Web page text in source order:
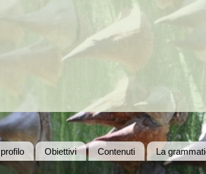
Obiettivi Contenuti La